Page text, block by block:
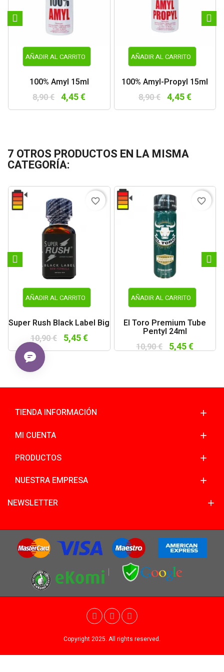
AÑADIR AL CARRITO
100% Amyl 15ml
8,90 € 4,45 €
AÑADIR AL CARRITO
100% Amyl-Propyl 15ml
8,90 € 4,45 €
7 OTROS PRODUCTOS EN LA MISMA
CATEGORÍA:
AÑADIR AL CARRITO
Super Rush Black Label Big
10,90 € 5,45 €
favorite_border
AÑADIR AL CARRITO
El Toro Premium Tube
Pentyl 24ml
10,90 € 5,45 €
favorite_border
TIENDA INFORMACIÓN
MI CUENTA
PRODUCTOS
NUESTRA EMPRESA
NEWSLETTER
Copyright 2025. All rights reserved.